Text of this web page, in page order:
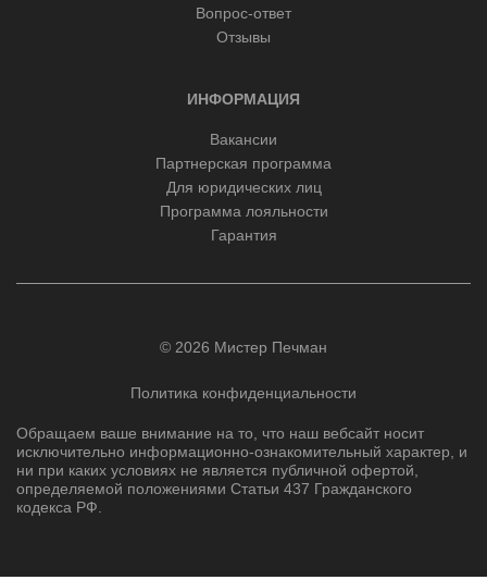
Вопрос-ответ
Отзывы
ИНФОРМАЦИЯ
Вакансии
Партнерская программа
Для юридических лиц
Программа лояльности
Гарантия
© 2026 Мистер Печман
Политика конфиденциальности
Обращаем ваше внимание на то, что наш вебсайт носит
исключительно информационно-ознакомительный характер, и
ни при каких условиях не является публичной офертой,
определяемой положениями Статьи 437 Гражданского
кодекса РФ.